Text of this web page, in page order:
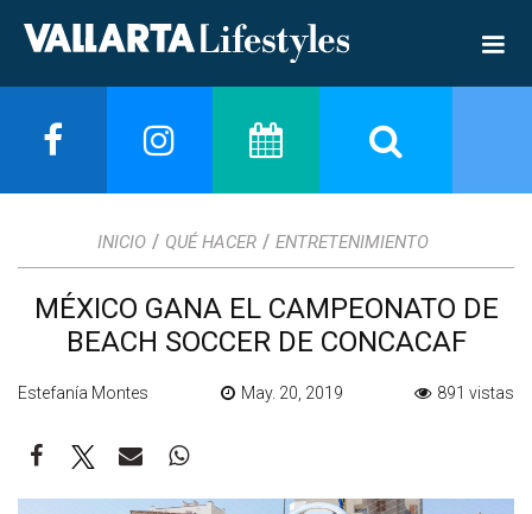
INICIO / QUÉ HACER / ENTRETENIMIENTO
MÉXICO GANA EL CAMPEONATO DE
BEACH SOCCER DE CONCACAF
Estefanía Montes May. 20, 2019 891 vistas